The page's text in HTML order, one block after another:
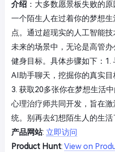
介绍 ：大多数愿景板失败的
一个陌生人在过着你的梦想
点。通过超现实的人工智能
未来的场景中，无论是高管
健身目标。具体步骤如下：1.
AI助手聊天，挖掘你的真实目
3. 获取20多张你在梦想生活
心理治疗师共同开发，旨在
统。别再去幻想陌生人的生活
产品网站: 立即访问
Product Hunt: View on